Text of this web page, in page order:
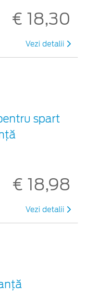
€ 18,30
Vezi detalii
spart
€ 18,98
Vezi detalii